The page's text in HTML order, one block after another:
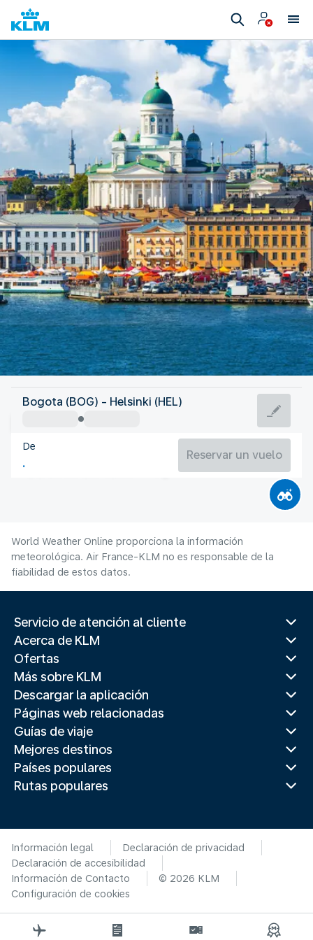
Finlandia
Helsinki
Finlandia
Bogota (BOG) - Helsinki (HEL)
De
Reservar un vuelo
World Weather Online proporciona la información
meteorológica. Air France-KLM no es responsable de la
fiabilidad de estos datos.
Servicio de atención al cliente
Acerca de KLM
Ofertas
Más sobre KLM
Descargar la aplicación
Páginas web relacionadas
Guías de viaje
Mejores destinos
Países populares
Rutas populares
Información legal
Declaración de privacidad
Declaración de accesibilidad
Información de Contacto
© 2026 KLM
Configuración de cookies